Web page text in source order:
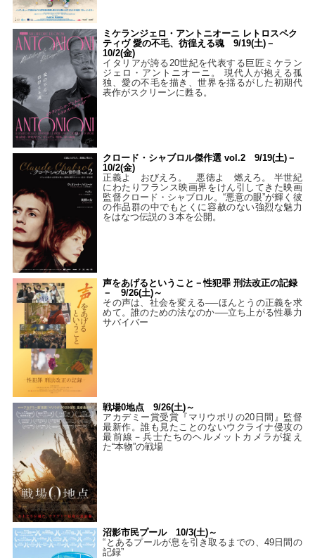
ミケランジェロ・アントニオーニ レトロスペク
ティヴ 愛の不毛、彷徨える魂 9/19(土)－
10/2(金)
イタリアが誇る20世紀を代表する巨匠ミケラン
ジェロ・アントニオーニ。 現代人が抱える孤
独、愛の不毛を描き、世界を揺るがした初期代
表作がスクリーンに甦る。
クロード・シャブロル傑作選 vol.2 9/19(土)－
10/2(金)
正義よ おびえろ。 悪徳よ 燃えろ。 半世紀
にわたりフランス映画界をけん引してきた映画
監督クロード・シャブロル。“悪意の眼”が輝く彼
の作品群の中でもとくに容赦のない強烈な魅力
をはなつ伝説の３本を公開。
声をあげるということ－性犯罪 刑法改正の記録
－ 9/26(土)～
その声は、社会を変える──ほんとうの正義を求
めて。誰のための法なのか──立ち上がる性暴力
サバイバー
戦場0地点 9/26(土)～
アカデミー賞受賞『マリウポリの20日間』監督
最新作。誰も見たことのないウクライナ侵攻の
最前線－兵士たちのヘルメットカメラが捉え
た“本物”の戦場
沼影市民プール 10/3(土)～
“とあるプールが息を引き取るまでの、49日間の
記録”